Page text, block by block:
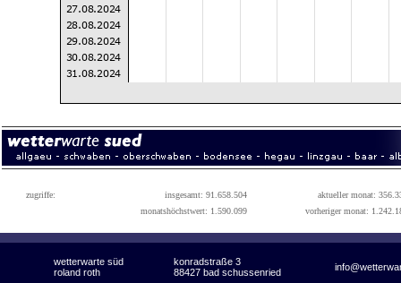
zugriffe: insgesamt: 91.658.504
aktueller monat:
monatshöchstwert: 1.590.099
vorheriger monat:
wetterwarte süd konradstraße 3
roland roth 88427 bad schussenried